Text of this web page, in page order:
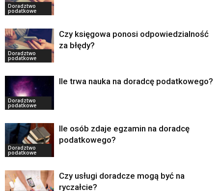
Doradztwo
podatkowe
Doradztwo
podatkowe
Czy księgowa ponosi odpowiedzialność
za błędy?
Doradztwo
podatkowe
Ile trwa nauka na doradcę podatkowego?
Doradztwo
podatkowe
Ile osób zdaje egzamin na doradcę
podatkowego?
Czy usługi doradcze mogą być na
ryczałcie?